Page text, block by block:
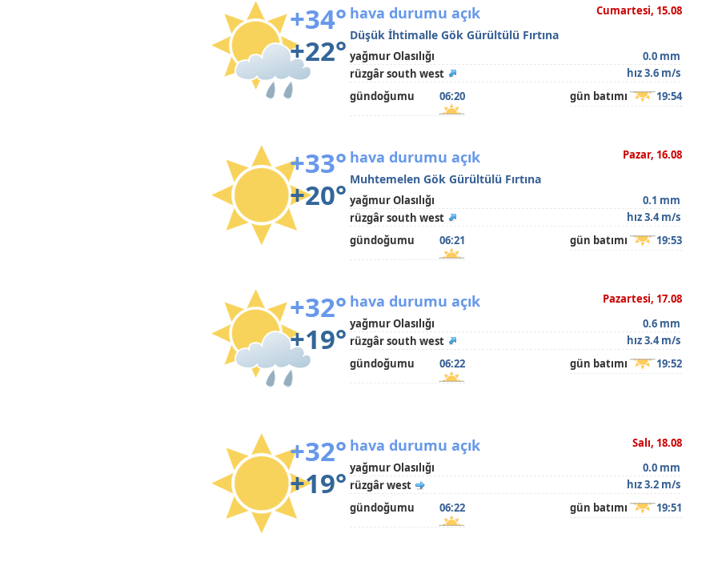
+34°
+22°
Cumartesi, 15.08
hava durumu açık
Düşük İhtimalle Gök Gürültülü Fırtına
yağmur Olasılığı
0.0 mm
rüzgâr south west
hız 3.6 m/s
gündoğumu
06:20 gün batımı 19:54
+33°
+20°
Pazar, 16.08
hava durumu açık
Muhtemelen Gök Gürültülü Fırtına
yağmur Olasılığı
0.1 mm
rüzgâr south west
hız 3.4 m/s
gündoğumu
06:21 gün batımı 19:53
+32°
+19°
Pazartesi, 17.08
hava durumu açık
yağmur Olasılığı
0.6 mm
rüzgâr south west
hız 3.4 m/s
gündoğumu
06:22 gün batımı 19:52
+32°
+19°
Salı, 18.08
hava durumu açık
yağmur Olasılığı
0.0 mm
rüzgâr west
hız 3.2 m/s
gündoğumu
06:22 gün batımı 19:51